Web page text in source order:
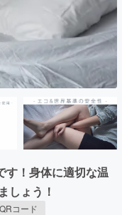
さと納税
machi-ya コミ
す！身体に適切な温
しょう！
QRコード